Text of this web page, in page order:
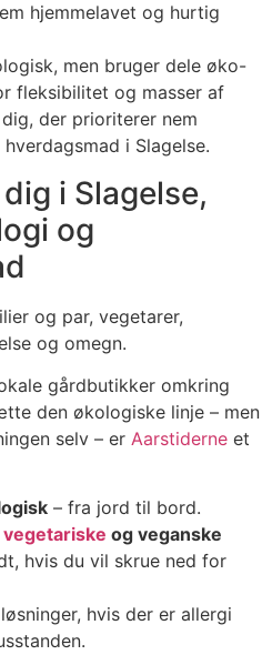
hjemmelavet og hurtig
men bruger dele øko-
fleksibilitet og masser af
der prioriterer nem
i Slagelse.
i Slagelse,
og
og par, vegetarer,
og omegn.
gårdbutikker omkring
den økologiske linje – men
selv – er Aarstiderne et
– fra jord til bord.
vegetariske og veganske
hvis du vil skrue ned for
løsninger, hvis der er allergi